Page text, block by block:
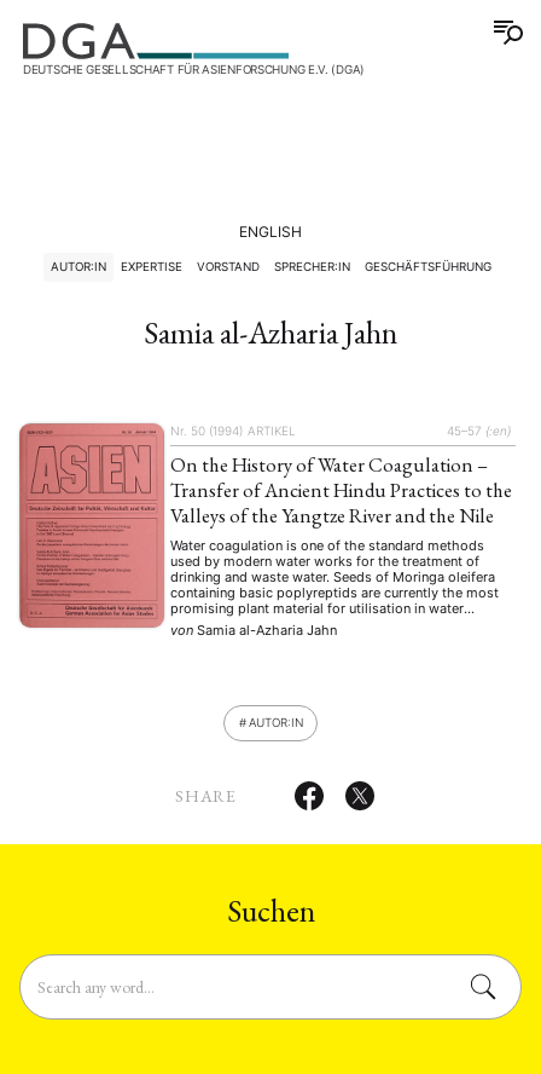
DEUTSCHE GESELLSCHAFT FÜR ASIENFORSCHUNG E.V. (DGA)
ENGLISH
AUTOR:IN EXPERTISE VORSTAND SPRECHER:IN GESCHÄFTSFÜHRUNG
Samia al-Azharia Jahn
Nr. 50 (1994) ARTIKEL 45–57 {:en}
On the History of Water Coagulation –
Transfer of Ancient Hindu Practices to the
Valleys of the Yangtze River and the Nile
Water coagulation is one of the standard methods
used by modern water works for the treatment of
drinking and waste water. Seeds of Moringa oleifera
containing basic poplyreptids are currently the most
promising plant material for utilisation in water
supplies. The oldest records of a precursor of these
seeds are from ancient India-European eyewithnesses
von Samia al-Azharia Jahn
AUTOR:IN
SHARE
Suchen